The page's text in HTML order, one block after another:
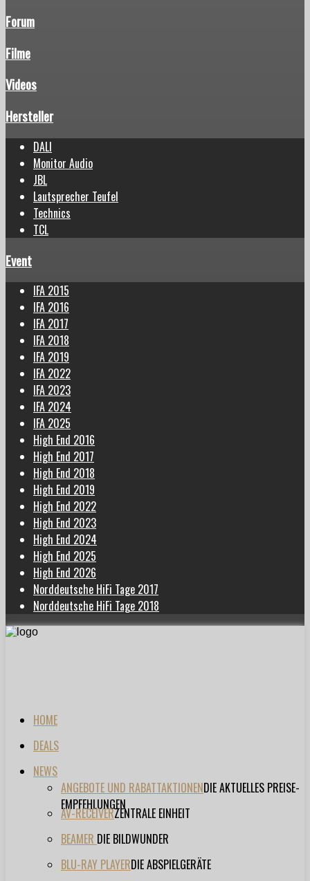
Forum
Filme
Videos
Hersteller
DALI
Monitor Audio
JBL
Lautsprecher Teufel
Technics
TCL
Event
IFA 2015
IFA 2016
IFA 2017
IFA 2018
IFA 2019
IFA 2022
IFA 2023
IFA 2024
IFA 2025
High End 2016
High End 2017
High End 2018
High End 2019
High End 2022
High End 2023
High End 2024
High End 2025
High End 2026
Norddeutsche HiFi Tage 2017
Norddeutsche HiFi Tage 2018
HOME
DEALS
NEWS
ANGEBOTE UND RABATTAKTIONENDIE AKTUELLES PREISE-
EMPFEHLUNGEN
AV-RECEIVERZENTRALE EINHEIT
BEAMER DIE BILDWUNDER
BLU-RAY PLAYERDIE ABSPIELGERÄTE